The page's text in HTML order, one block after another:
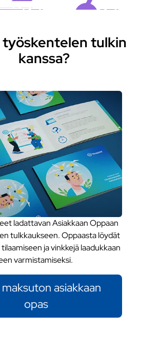
tulkin
kanssa?
ladattavan Asiakkaan Oppaan
tulkkaukseen. Oppaasta löydät
ja vinkkejä laadukkaan
varmistamiseksi.
asiakkaan
opas